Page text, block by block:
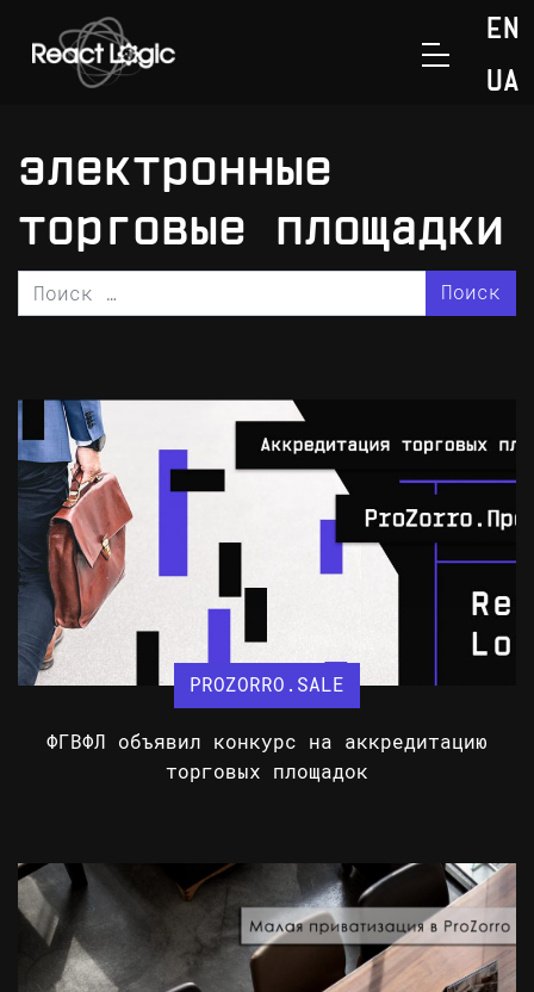
Перейти к содержанию
EN
UA
Главная>
электронные
торговые площадки
Поиск
PROZORRO.SALE
ФГВФЛ объявил конкурс на аккредитацию
торговых площадок